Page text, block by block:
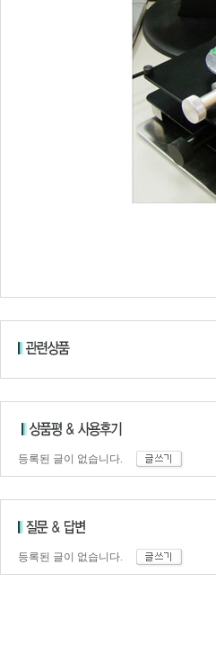
등록된 글이 없습니다.
등록된 글이 없습니다.